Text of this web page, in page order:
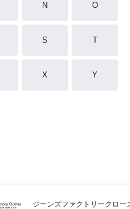
N O
S T
X Y
ジーンズファクトリークロー